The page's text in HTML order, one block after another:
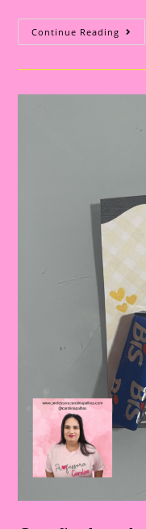
Continue Reading
O
Pais
Dos